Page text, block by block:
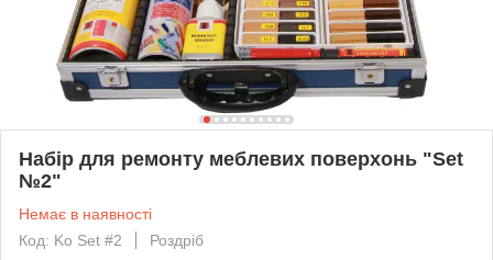
Набір для ремонту меблевих поверхонь "Set
№2"
Немає в наявності
Код: Ko Set #2
Роздріб